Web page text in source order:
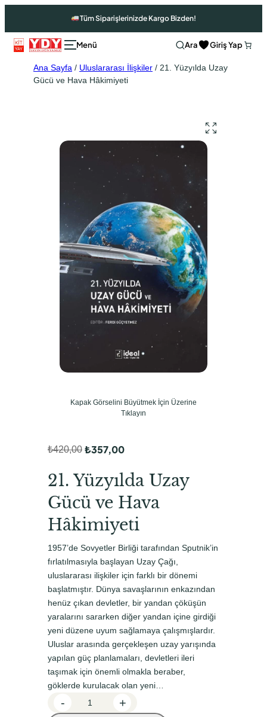
Tüm Siparişlerinizde Kargo Bizden!
Ara Giriş Yap
Ana Sayfa / Uluslararası İlişkiler / 21. Yüzyılda Uzay
Gücü ve Hava Hâkimiyeti
Kapak Görselini Büyütmek İçin Üzerine
Tıklayın
₺420,00
r
i
n
a
l
f
i
y
a
t
:
₺357,00
u
a
n
d
a
k
i
f
i
y
a
t
:
21. Yüzyılda Uzay
Gücü ve Hava
Hâkimiyeti
1957’de Sovyetler Birliği tarafından Sputnik’in
fırlatılmasıyla başlayan Uzay Çağı,
uluslararası ilişkiler için farklı bir dönemi
başlatmıştır. Dünya savaşlarının enkazından
henüz çıkan devletler, bir yandan çöküşün
yaralarını sararken diğer yandan içine girdiği
yeni düzene uyum sağlamaya çalışmışlardır.
Uluslar arasında gerçekleşen uzay yarışında
yapılan güç planlamaları, devletleri ileri
taşımak için önemli olmakla beraber,
göklerde kurulacak olan yeni…
- +